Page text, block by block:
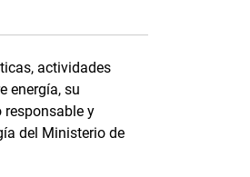
actividades
energía, su
responsable y
del Ministerio de